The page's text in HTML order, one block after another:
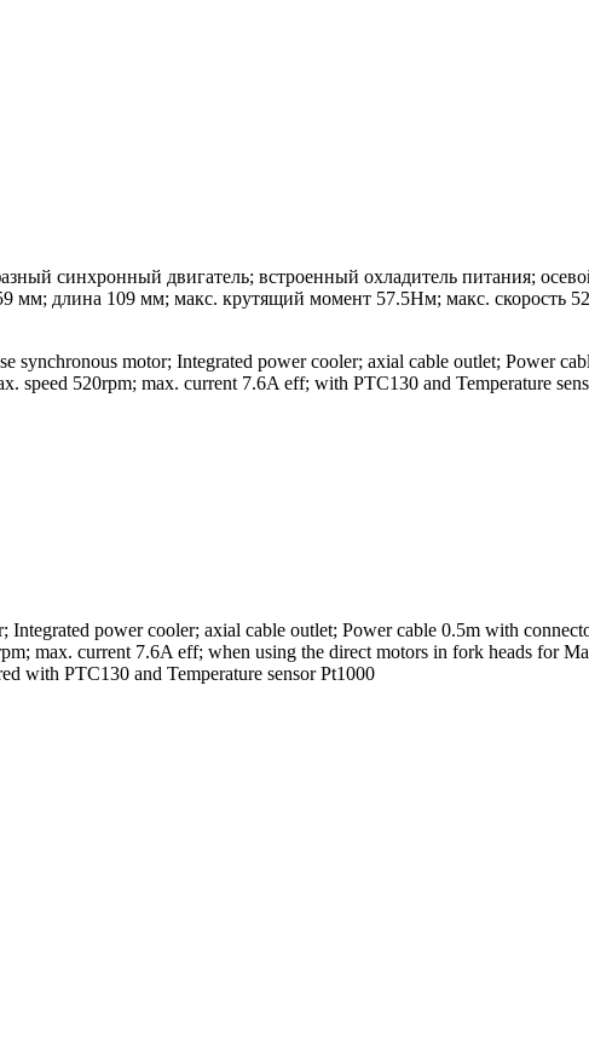
синхронный двигатель; встроенный охладитель питания;
мм; длина 109 мм; макс. крутящий момент 57.5Нм; макс. скорость
synchronous motor; Integrated power cooler; axial cable outlet; Power
speed 520rpm; max. current 7.6A eff; with PTC130 and Temperature
power cooler; axial cable outlet; Power cable 0.5m with
max. current 7.6A eff; when using the direct motors in fork heads for
with PTC130 and Temperature sensor Pt1000